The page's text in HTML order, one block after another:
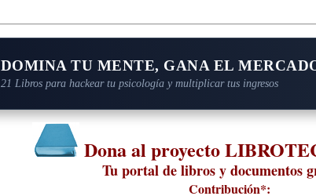
DOMINA TU MENTE, GANA EL
21 Libros para hackear tu psicología y multiplicar tus ingresos
Dona al proyecto
Tu portal de libros y documentos
Contribución*: